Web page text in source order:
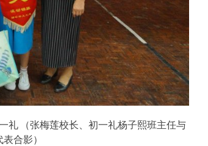
礼 （张梅莲校长、初一礼杨子熙班主任与
合影）